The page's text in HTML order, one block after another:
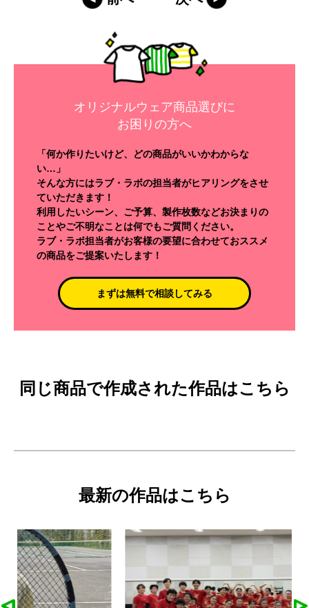
オリジナルウェア商品選びに
お困りの方へ
「何か作りたいけど、どの商品がいいかわからな
い…」
そんな方にはラブ・ラボの担当者がヒアリングをさせ
ていただきます！
利用したいシーン、ご予算、製作枚数などお決まりの
ことやご不明なことは何でもご質問ください。
ラブ・ラボ担当者がお客様の要望に合わせておススメ
の商品をご提案いたします！
まずは無料で相談してみる
同じ商品で作成された作品はこちら
最新の作品はこちら